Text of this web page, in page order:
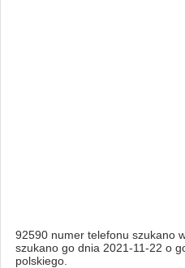
92590 numer telefonu szukano
szukano go dnia 2021-11-22 o
polskiego.